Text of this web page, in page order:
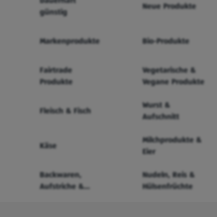
günstig
Neue Produkte
Markenprodukte Bio-Produkte
Fairtrade
Produkte
Vegetarische &
Vegane Produkte
Fleisch & Fisch
Wurst &
Aufschnitt
Käse
Milchprodukte &
Eier
Backwaren,
Aufstriche &
Nudeln, Reis &
Hülsenfrüchte